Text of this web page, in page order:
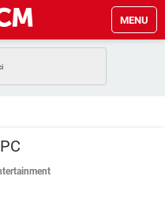
MENU
WINDOWS 10
WHATSAPP
GAMING